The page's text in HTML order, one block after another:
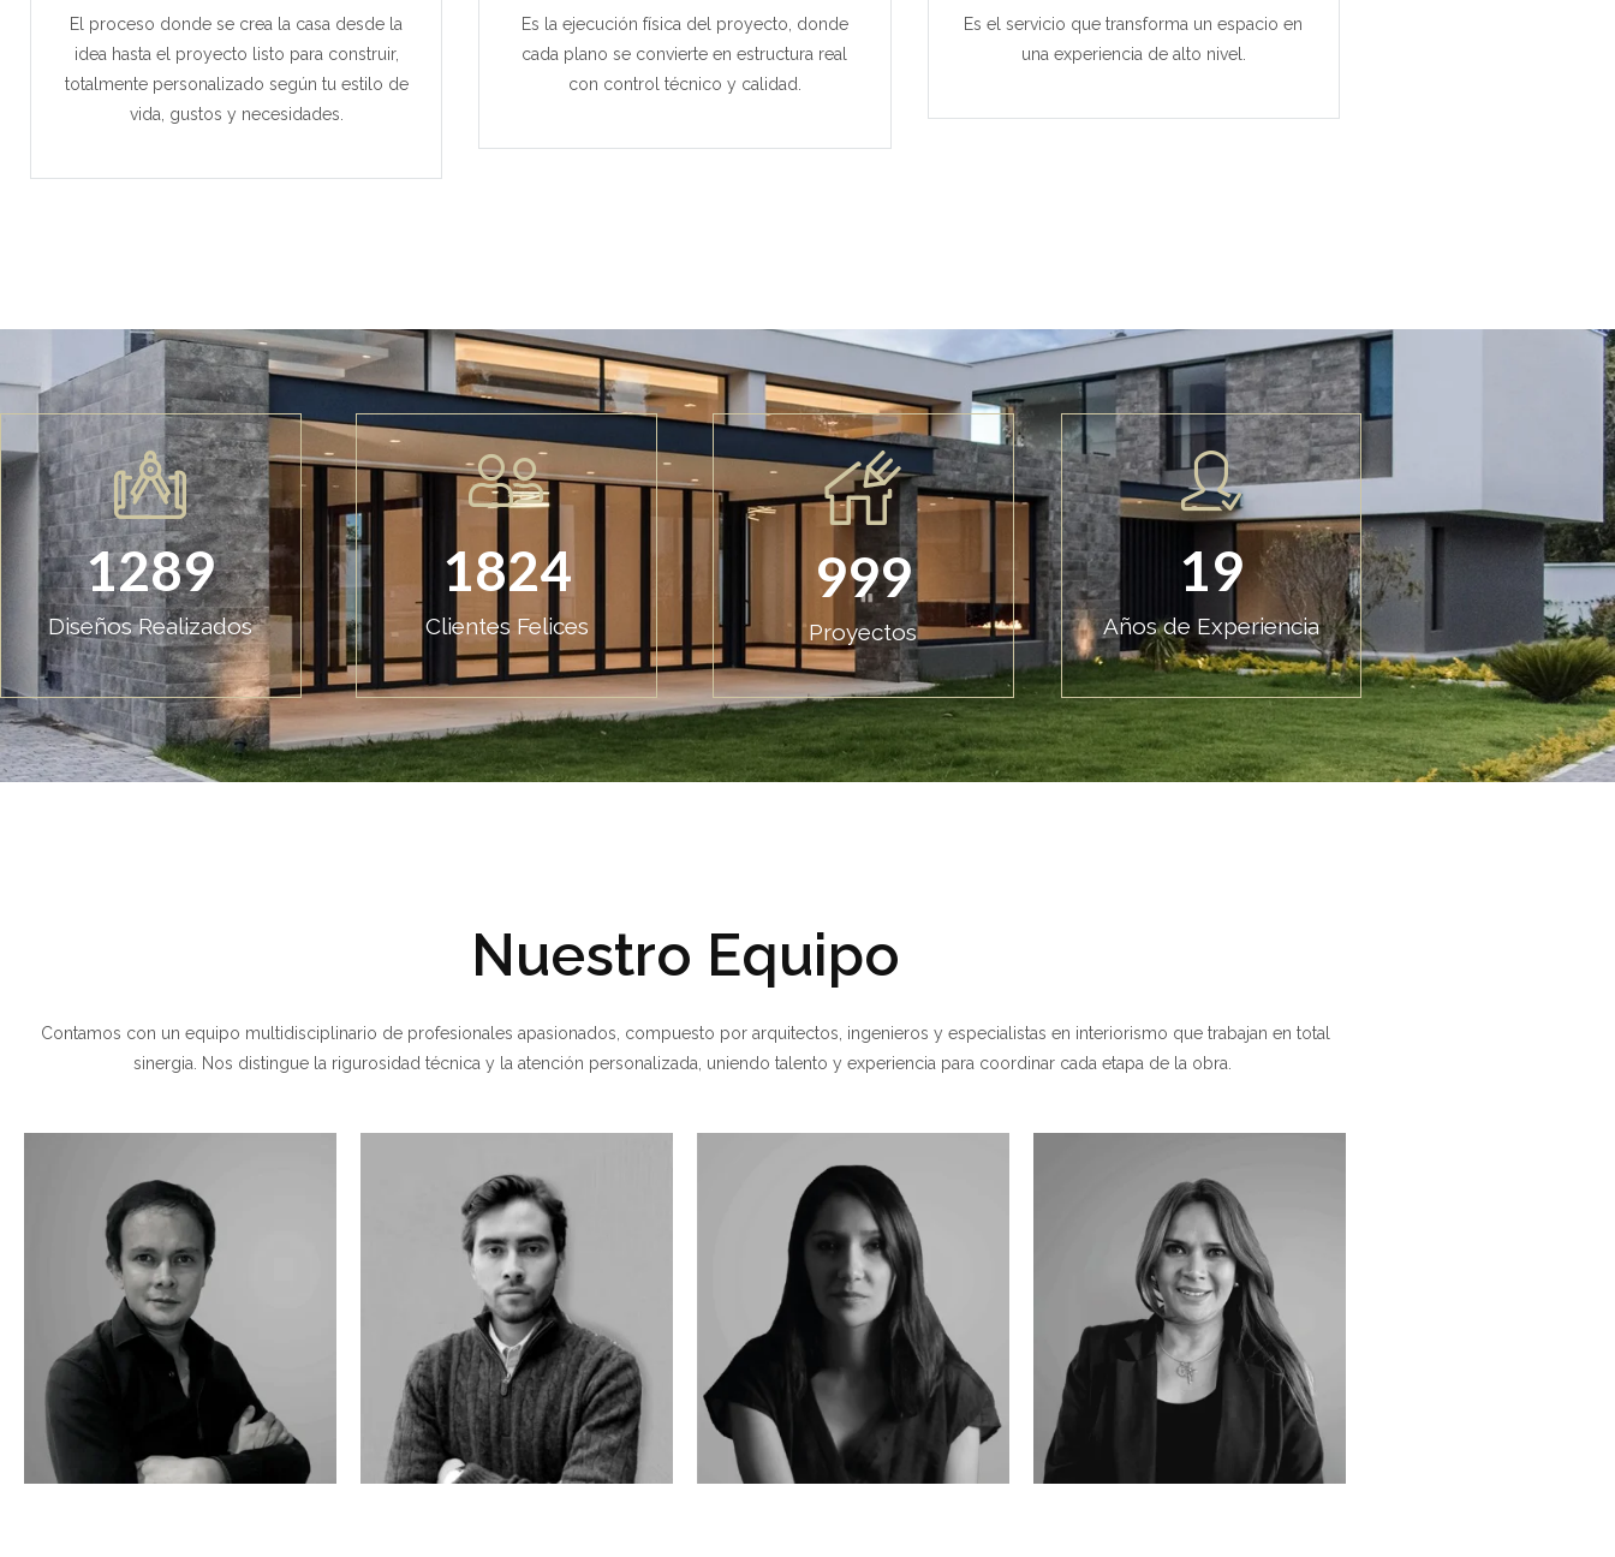
El proceso donde se crea la casa desde la
idea hasta el proyecto listo para construir,
totalmente personalizado según tu estilo de
vida, gustos y necesidades.
Es la ejecución física del proyecto, donde
cada plano se convierte en estructura real
con control técnico y calidad.
Es el servicio que transforma un espacio en
una experiencia de alto nivel.
Diseños Realizados
1289
Clientes Felices
1824
Proyectos
999
Años de Experiencia
19
Nuestro Equipo
Contamos con un equipo multidisciplinario de profesionales apasionados, compuesto por arquitectos, ingenieros y especialistas en interiorismo que trabajan en total
sinergia. Nos distingue la rigurosidad técnica y la atención personalizada, uniendo talento y experiencia para coordinar cada etapa de la obra.